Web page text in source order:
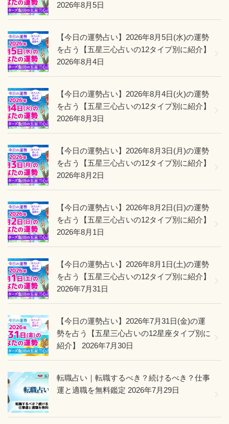
2026年8月5日
【今日の運勢占い】2026年8月5日(水)の運勢
を占う【五星三心占いの12タイプ別に紹介】
2026年8月4日
【今日の運勢占い】2026年8月4日(火)の運勢
を占う【五星三心占いの12タイプ別に紹介】
2026年8月3日
【今日の運勢占い】2026年8月3日(月)の運勢
を占う【五星三心占いの12タイプ別に紹介】
2026年8月2日
【今日の運勢占い】2026年8月2日(日)の運勢
を占う【五星三心占いの12タイプ別に紹介】
2026年8月1日
【今日の運勢占い】2026年8月1日(土)の運勢
を占う【五星三心占いの12タイプ別に紹介】
2026年7月31日
【今日の運勢占い】2026年7月31日(金)の運
勢を占う【五星三心占いの12星座タイプ別に
紹介】
2026年7月30日
転職占い｜転職するべき？続けるべき？仕事
運と適職を無料鑑定 2026年7月29日